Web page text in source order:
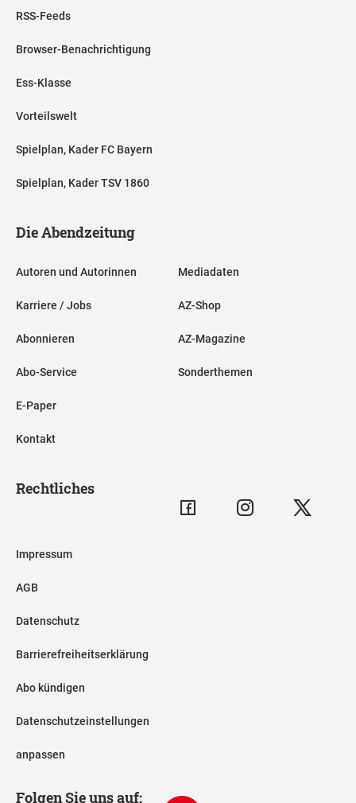
RSS-Feeds
Browser-Benachrichtigung
Ess-Klasse
Vorteilswelt
Spielplan, Kader FC Bayern
Spielplan, Kader TSV 1860
Die Abendzeitung
Autoren und Autorinnen
Karriere / Jobs
Abonnieren
Abo-Service
E-Paper
Kontakt
Mediadaten
AZ-Shop
AZ-Magazine
Sonderthemen
Rechtliches
Impressum
AGB
Datenschutz
Barrierefreiheitserklärung
Abo kündigen
Datenschutzeinstellungen
anpassen
Folgen Sie uns auf: